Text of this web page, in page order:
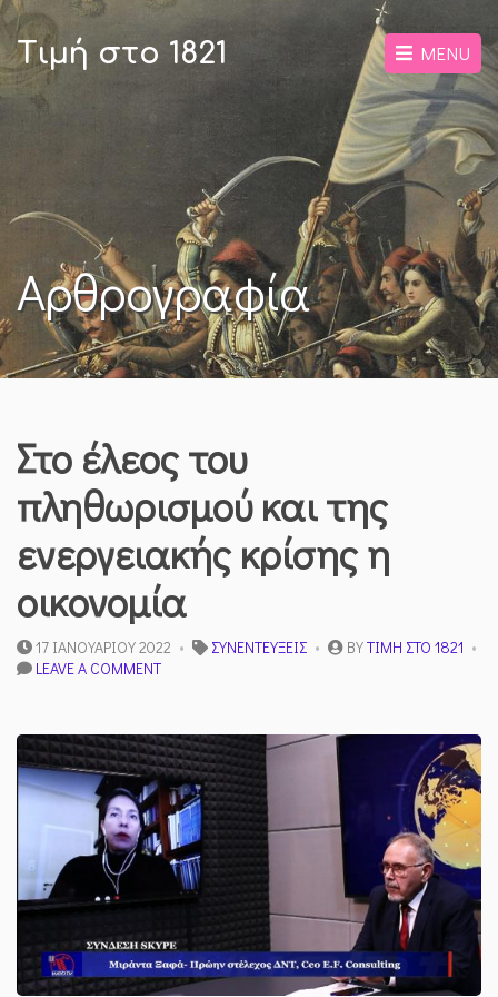
Τιμή στο 1821 MENU
Αρθρογραφία
Στο έλεος του
πληθωρισμού και της
ενεργειακής κρίσης η
οικονομία
17 ΙΑΝΟΥΑΡΊΟΥ 2022 ΣΥΝΕΝΤΕΎΞΕΙΣ BYΤΙΜΉ ΣΤΟ 1821
LEAVE A COMMENTON
ΤΟΥ
ΠΛΗΘΩΡΙΣΜΟΎ
ΚΑΙ
ΤΗΣ
ΕΝΕΡΓΕΙΑΚΉΣ
ΚΡΊΣΗΣ
Η
ΟΙΚΟΝΟΜΊΑ